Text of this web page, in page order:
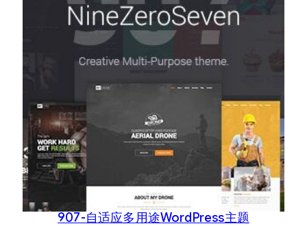
907-自适应多用途WordPress主题